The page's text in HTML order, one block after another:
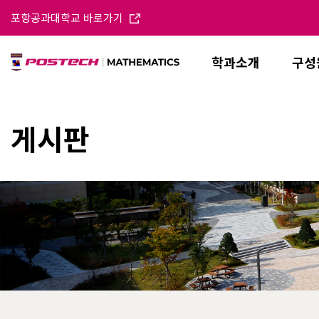
포항공과대학교 바로가기
학과소개 구
게시판